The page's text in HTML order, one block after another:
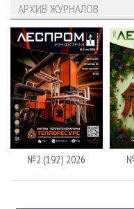
АРХИВ ЖУРНАЛОВ
№2 (192) 2026